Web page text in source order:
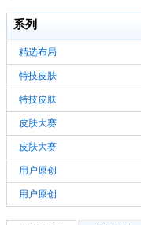
系列
精选布局
特技皮肤
特技皮肤
皮肤大赛
皮肤大赛
用户原创
用户原创